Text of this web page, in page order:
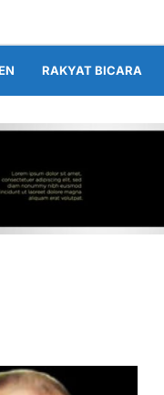
RAKYAT BICARA